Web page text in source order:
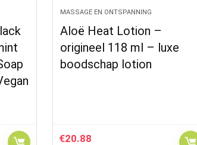
MASSAGE EN ONTSPANNING
Aloë Heat Lotion –
origineel 118 ml – luxe
boodschap lotion
€20.88